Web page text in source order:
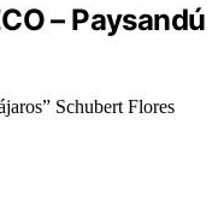
– Paysandú
Schubert Flores